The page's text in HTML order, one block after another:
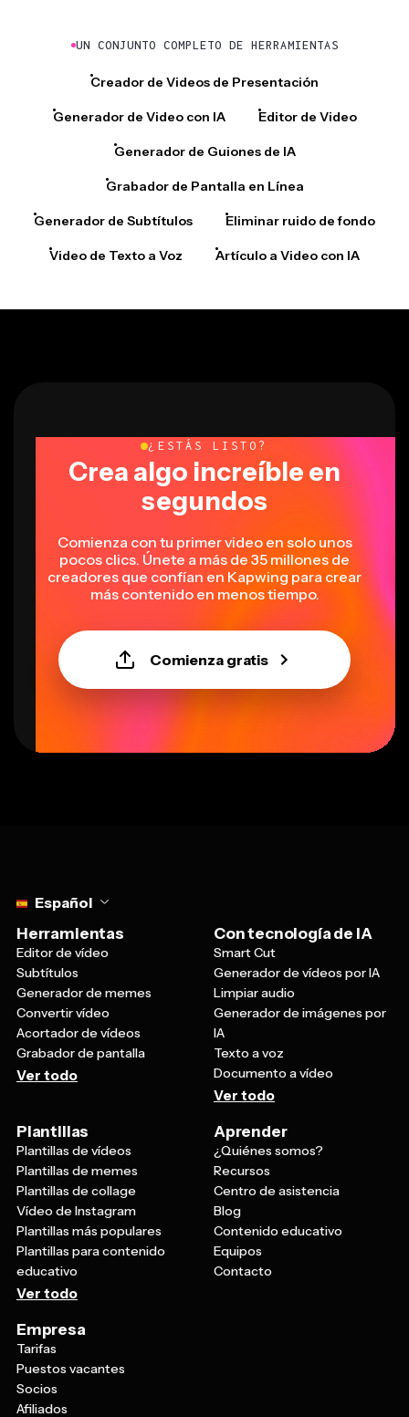
Creador de Videos de Presentación
Generador de Video con IA Editor de Video
Generador de Guiones de IA
Grabador de Pantalla en Línea
Generador de Subtítulos Eliminar ruido de fondo
Video de Texto a Voz Artículo a Video con IA
Crea algo increíble en
segundos
Comienza con tu primer video en solo unos
creadores que confían en Kapwing para crear
más contenido en menos tiempo.
Herramientas
Subtítulos
Generador de memes
Convertir vídeo
Acortador de vídeos
Grabador de pantalla
Ver todo
Generador de vídeos por IA
Limpiar audio
Generador de imágenes por
IA
Texto a voz
Documento a vídeo
Ver todo
Plantillas de memes
Plantillas de collage
Vídeo de Instagram
Plantillas más populares
Plantillas para contenido
educativo
Ver todo
Aprender
Recursos
Centro de asistencia
Blog
Contenido educativo
Equipos
Contacto
Empresa
Puestos vacantes
Socios
Afiliados
Notas de la versión